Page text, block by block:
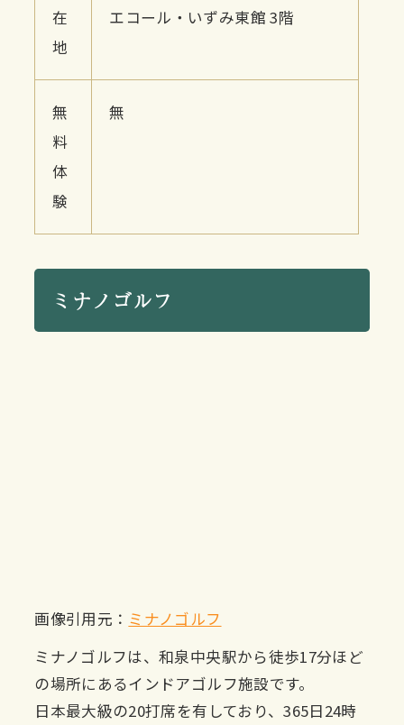
在
地
エコール・いずみ東館 3階
無
料
体
験
無
ミナノゴルフ
画像引用元： ミナノゴルフ
ミナノゴルフは、和泉中央駅から徒歩17分ほど
の場所にあるインドアゴルフ施設です。
日本最大級の20打席を有しており、365日24時